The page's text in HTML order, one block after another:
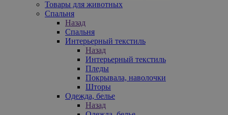
Товары для животных
Спальня
Назад
Спальня
Интерьерный текстиль
Назад
Интерьерный текстиль
Пледы
Покрывала, наволочки
Шторы
Одежда, белье
Назад